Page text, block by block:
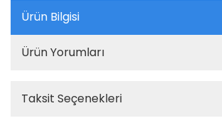
Ürün Bilgisi
Ürün Yorumları
Taksit Seçenekleri